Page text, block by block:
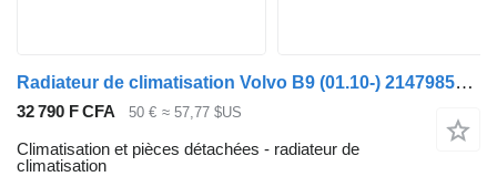
Radiateur de climatisation Volvo B9 (01.10-) 21479852+ pour Volvo B6, B7, B9, B10, B12 bus (1978-2011)
32 790 F CFA 50 € ≈ 57,77 $US
Climatisation et pièces détachées - radiateur de
climatisation